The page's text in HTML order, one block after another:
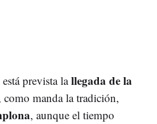
prevista lallegada de la
como manda la tradición,
, aunque el tiempo